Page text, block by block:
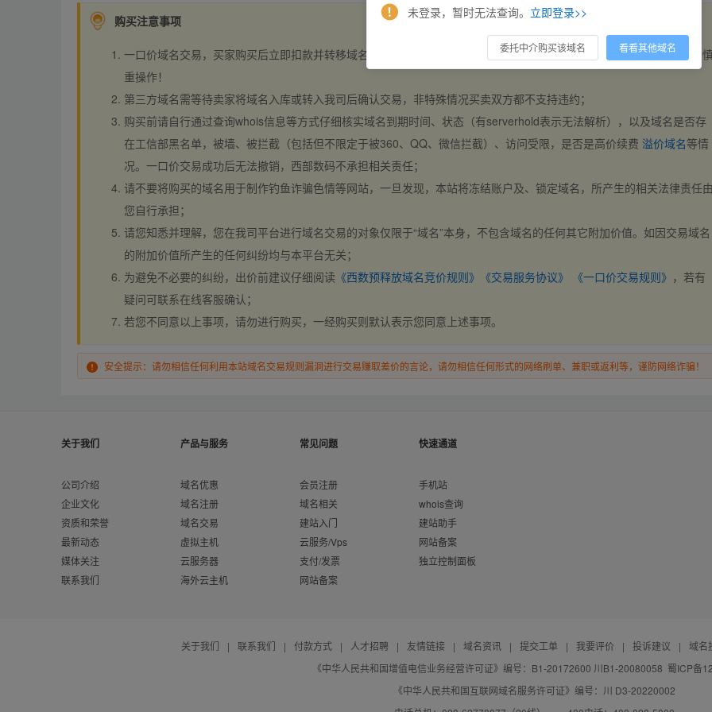
购买注意事项
一口价域名交易，买家购买后立即扣款并转移域名，交易自动完成。买卖双方都不支持违约，一旦出价不支持撤销，请
重操作！
第三方域名需等待卖家将域名入库或转入我司后确认交易，非特殊情况买卖双方都不支持违约；
购买前请自行通过查询whois信息等方式仔细核实域名到期时间、状态（有serverhold表示无法解析），以及域名是否存
在工信部黑名单，被墙、被拦截（包括但不限定于被360、QQ、微信拦截）、访问受限，是否是高价续费 溢价域名等情
况。一口价交易成功后无法撤销，西部数码不承担相关责任；
请不要将购买的域名用于制作钓鱼诈骗色情等网站，一旦发现，本站将冻结账户及、锁定域名，所产生的相关法律责任
您自行承担；
请您知悉并理解，您在我司平台进行域名交易的对象仅限于“域名”本身，不包含域名的任何其它附加价值。如因交易域名
的附加价值所产生的任何纠纷均与本平台无关；
为避免不必要的纠纷，出价前建议仔细阅读 《西数预释放域名竞价规则》 《交易服务协议》 《一口价交易规则》 ，若有
疑问可联系在线客服确认；
若您不同意以上事项，请勿进行购买，一经购买则默认表示您同意上述事项。
安全提示：请勿相信任何利用本站域名交易规则漏洞进行交易赚取差价的言论，请勿相信任何形式的网络刷单、兼职或返利等，谨防网络诈骗！
关于我们
公司介绍
企业文化
资质和荣誉
最新动态
媒体关注
联系我们
产品与服务
域名优惠
域名注册
域名交易
虚拟主机
云服务器
海外云主机
常见问题
会员注册
域名相关
建站入门
云服务/Vps
支付/发票
网站备案
快速通道
手机站
whois查询
建站助手
网站备案
独立控制面板
关于我们 | 联系我们 | 付款方式 | 人才招聘 | 友情链接 | 域名资讯 | 提交工单 | 我要评价 | 投诉建议 |
域名
《中华人民共和国增值电信业务经营许可证》编号：B1-20172600 川B1-20080058 蜀ICP备
《中华人民共和国互联网域名服务许可证》编号：川 D3-20220002
未登录，暂时无法查询。 立即登录>>
委托中介购买该域名 看看其他域名